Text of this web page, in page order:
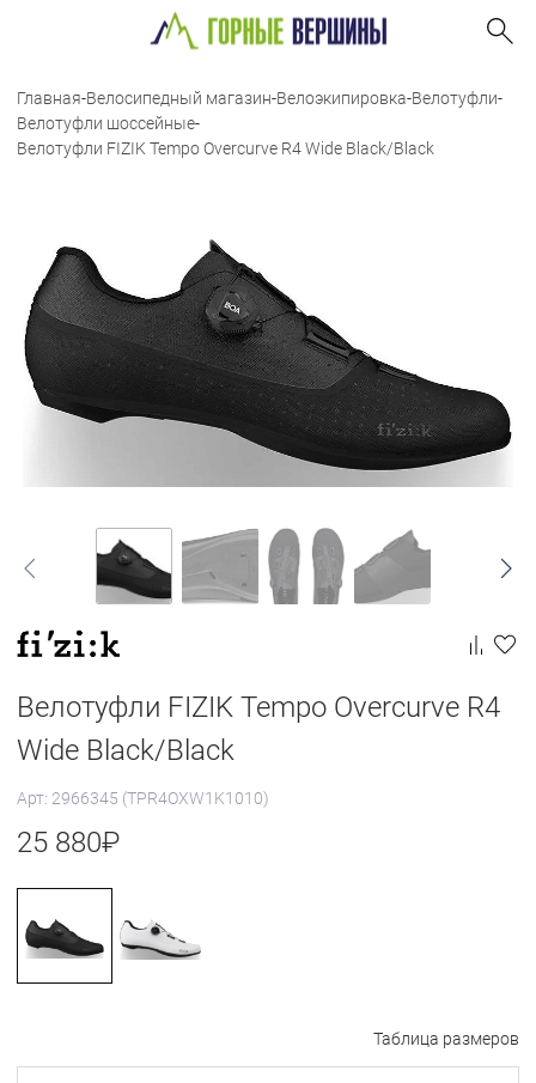
Главная-Велосипедный магазин-Велоэкипировка-Велотуфли-
Велотуфли шоссейные-
Велотуфли FIZIK Tempo Overcurve R4 Wide Black/Black
Велотуфли FIZIK Tempo Overcurve R4
Wide Black/Black
Арт: 2966345 (TPR4OXW1K1010)
25 880₽
Таблица размеров